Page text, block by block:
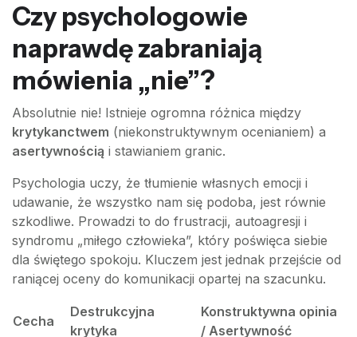
Czy psychologowie
naprawdę zabraniają
mówienia „nie”?
Absolutnie nie! Istnieje ogromna różnica między
krytykanctwem (niekonstruktywnym ocenianiem) a
asertywnością i stawianiem granic.
Psychologia uczy, że tłumienie własnych emocji i
udawanie, że wszystko nam się podoba, jest równie
szkodliwe. Prowadzi to do frustracji, autoagresji i
syndromu „miłego człowieka”, który poświęca siebie
dla świętego spokoju. Kluczem jest jednak przejście od
raniącej oceny do komunikacji opartej na szacunku.
Cecha
Destrukcyjna
krytyka
Konstruktywna opinia
/ Asertywność